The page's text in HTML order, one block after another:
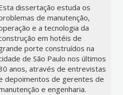
dissertação estuda os
de manutenção,
e a tecnologia da
em hotéis de
porte construídos na
de São Paulo nos últimos
anos, através de entrevistas
depoimentos de gerentes de
e engenharia.